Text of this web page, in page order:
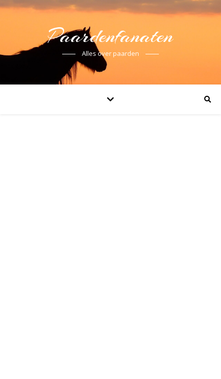
Paardenfanaten
Alles over paarden